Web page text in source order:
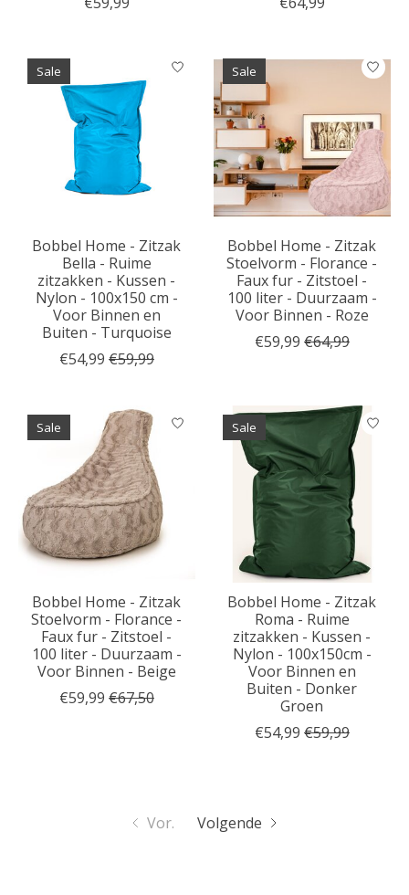
Sale
Bobbel Home - Zitzak
Bella - Ruime
zitzakken - Kussen -
Nylon - 100x150 cm -
Voor Binnen en
Buiten - Turquoise
€54,99 €59,99
Sale
Bobbel Home - Zitzak
Stoelvorm - Florance -
Faux fur - Zitstoel -
100 liter - Duurzaam -
Voor Binnen - Roze
€59,99 €64,99
Sale
Bobbel Home - Zitzak
Stoelvorm - Florance -
Faux fur - Zitstoel -
100 liter - Duurzaam -
Voor Binnen - Beige
€59,99 €67,50
Sale
Bobbel Home - Zitzak
Roma - Ruime
zitzakken - Kussen -
Nylon - 100x150cm -
Voor Binnen en
Buiten - Donker
Groen
€54,99 €59,99
Vor. Volgende